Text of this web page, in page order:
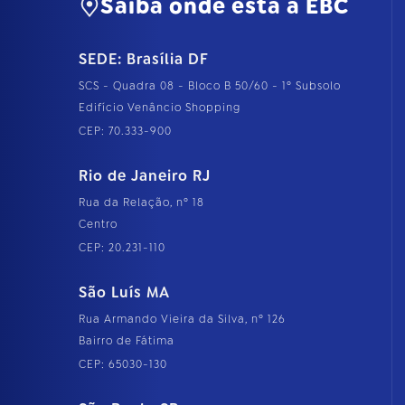
Saiba onde está a EBC
SEDE: Brasília DF
SCS - Quadra 08 - Bloco B 50/60 - 1º Subsolo
Edifício Venâncio Shopping
CEP: 70.333-900
Rio de Janeiro RJ
Rua da Relação, nº 18
Centro
CEP: 20.231-110
São Luís MA
Rua Armando Vieira da Silva, nº 126
Bairro de Fátima
CEP: 65030-130